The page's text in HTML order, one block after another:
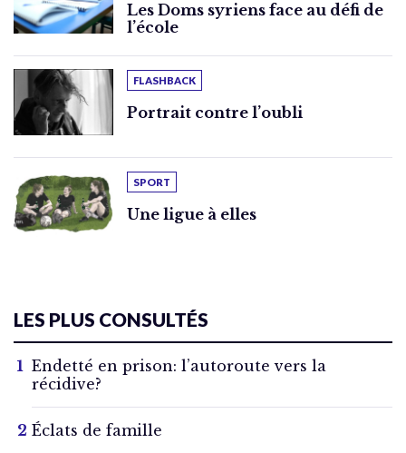
Les Doms syriens face au défi de
l’école
FLASHBACK
Portrait contre l’oubli
SPORT
Une ligue à elles
LES PLUS CONSULTÉS
Endetté en prison: l’autoroute vers la
récidive?
Éclats de famille